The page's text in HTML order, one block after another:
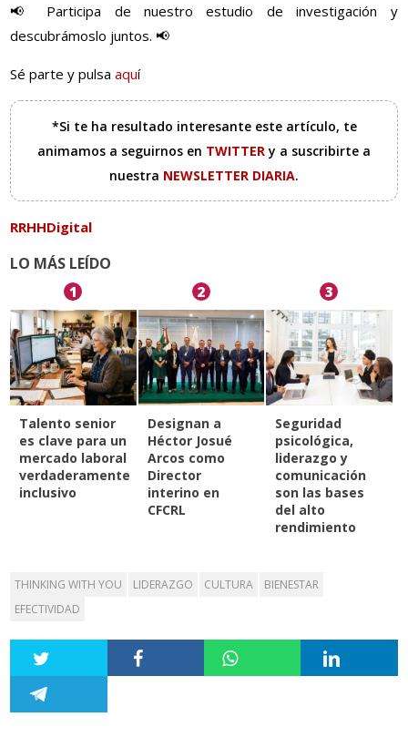
📢 Participa de nuestro estudio de investigación y
descubrámoslo juntos. 📢
Sé parte y pulsa aquí
*Si te ha resultado interesante este artículo, te
animamos a seguirnos en TWITTERy a suscribirte a
nuestra NEWSLETTER DIARIA.
RRHHDigital
LO MÁS LEÍDO
1
Talento senior
es clave para un
mercado laboral
verdaderamente
inclusivo
2
Designan a
Héctor Josué
Arcos como
Director
interino en
CFCRL
3
Seguridad
psicológica,
liderazgo y
comunicación
son las bases
del alto
rendimiento
THINKING WITH YOU LIDERAZGO CULTURA
BIENESTAR
EFECTIVIDAD